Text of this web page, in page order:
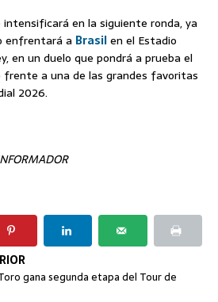
en la siguiente ronda, ya
enfrentará a Brasilen el Estadio
en un duelo que pondrá a prueba el
frente a una de las grandes favoritas
2026.
gana segunda etapa del Tour de